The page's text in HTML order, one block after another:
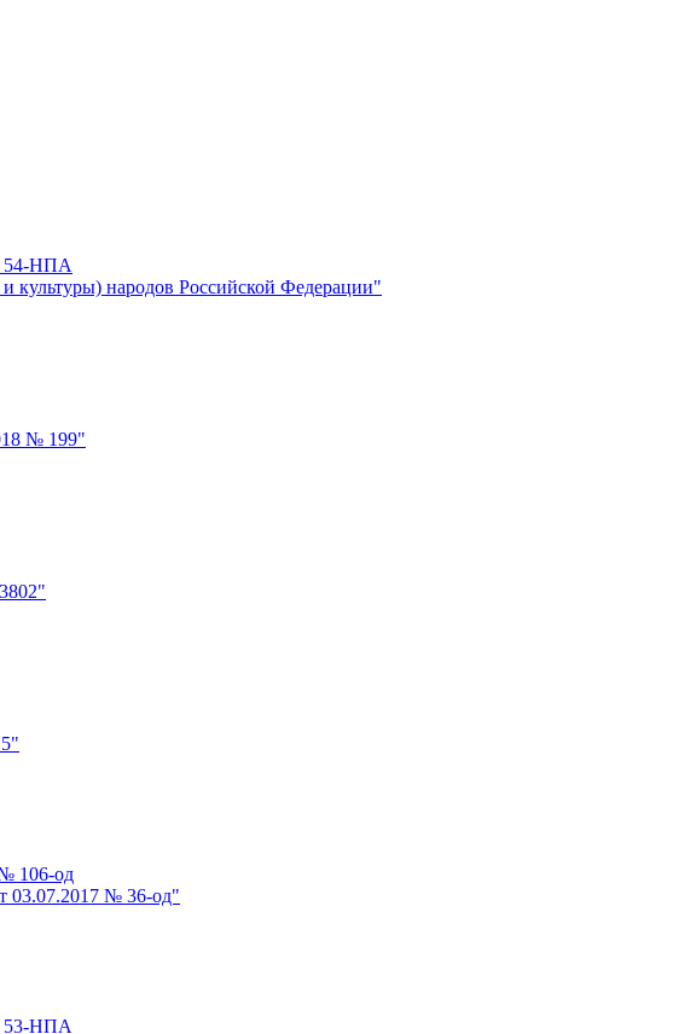
54-НПА
культуры) народов Российской Федерации"
№ 199"
106-од
03.07.2017 № 36-од"
53-НПА